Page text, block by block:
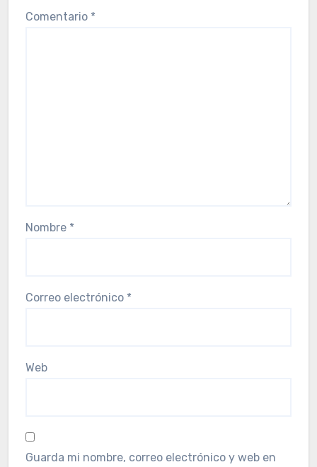
Comentario *
Nombre *
Correo electrónico *
Web
Guarda mi nombre, correo electrónico y web en